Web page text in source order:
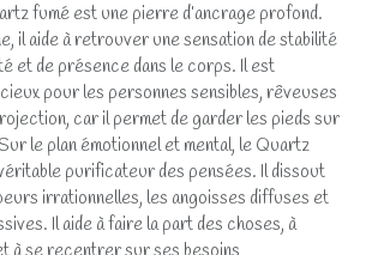
fumé est une pierre d’ancrage profond.
il aide à retrouver une sensation de stabilité
et de présence dans le corps. Il est
pour les personnes sensibles, rêveuses
car il permet de garder les pieds sur
le plan émotionnel et mental, le Quartz
purificateur des pensées. Il dissout
irrationnelles, les angoisses diffuses et
Il aide à faire la part des choses, à